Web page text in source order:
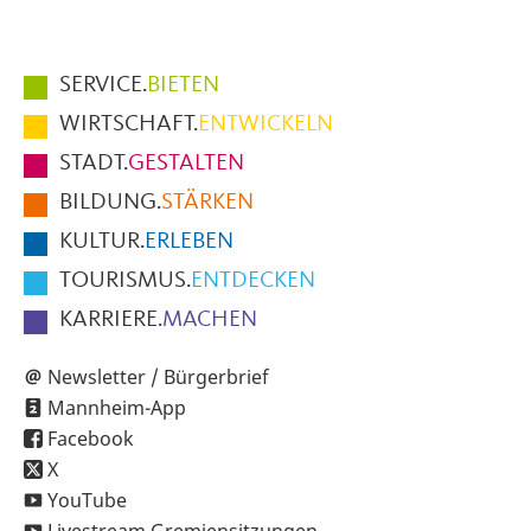
Hauptmenüpunkte
im
Fußbereich
der
Seite
SERVICE.BIETEN
WIRTSCHAFT.ENTWICKELN
STADT.GESTALTEN
BILDUNG.STÄRKEN
KULTUR.ERLEBEN
TOURISMUS.ENTDECKEN
KARRIERE.MACHEN
Newsletter / Bürgerbrief
Mannheim-App
Facebook
X
YouTube